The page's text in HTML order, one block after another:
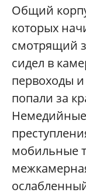
Общий
которых
смотрящий
сидел в
первоходы
попали за
мобильные